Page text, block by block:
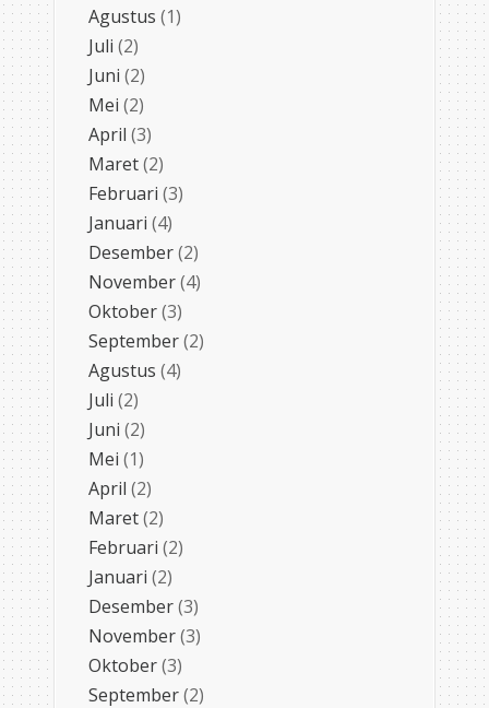
Agustus (1)
Juli (2)
Juni (2)
Mei (2)
April (3)
Maret(2)
Februari (3)
Januari (4)
Desember(2)
November(4)
Oktober(3)
September(2)
Agustus (4)
Juli (2)
Juni (2)
Mei (1)
April (2)
Maret(2)
Februari (2)
Januari (2)
Desember(3)
November(3)
Oktober(3)
September(2)